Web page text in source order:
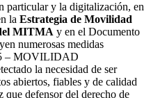
particular y la digitalización, en
la Estrategia de Movilidad
MITMA y en el Documento
numerosas medidas
5 – MOVILIDAD
la necesidad de ser
abiertos, fiables y de calidad
que defensor del derecho de